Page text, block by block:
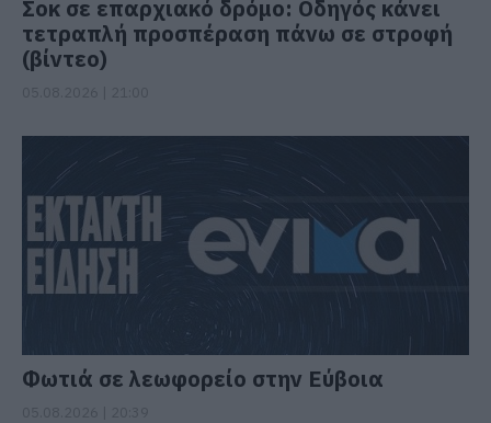
Σοκ σε επαρχιακό δρόμο: Οδηγός κάνει
τετραπλή προσπέραση πάνω σε στροφή
(βίντεο)
Φωτιά σε λεωφορείο στην Εύβοια